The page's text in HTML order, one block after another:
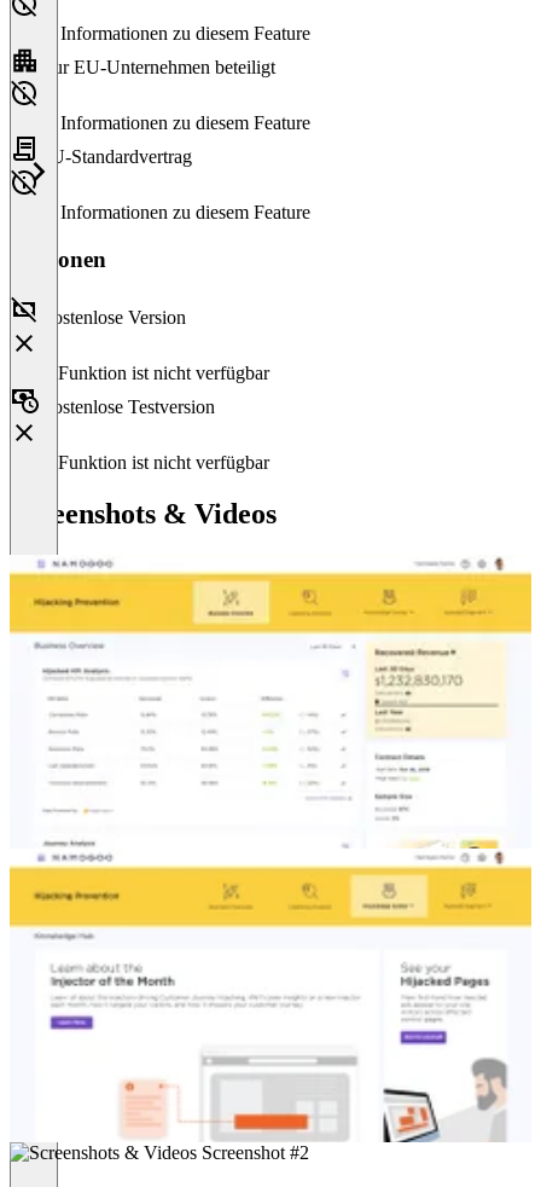
Keine Informationen zu diesem Feature
Nur EU-Unternehmen beteiligt
Keine Informationen zu diesem Feature
EU-Standardvertrag
Keine Informationen zu diesem Feature
Versionen
Kostenlose Version
Diese Funktion ist nicht verfügbar
Kostenlose Testversion
Diese Funktion ist nicht verfügbar
Screenshots & Videos